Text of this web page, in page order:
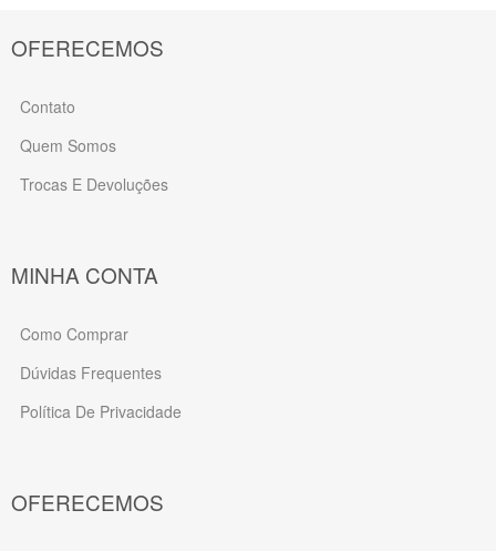
OFERECEMOS
Contato
Quem Somos
Trocas E Devoluções
MINHA CONTA
Como Comprar
Dúvidas Frequentes
Política De Privacidade
OFERECEMOS